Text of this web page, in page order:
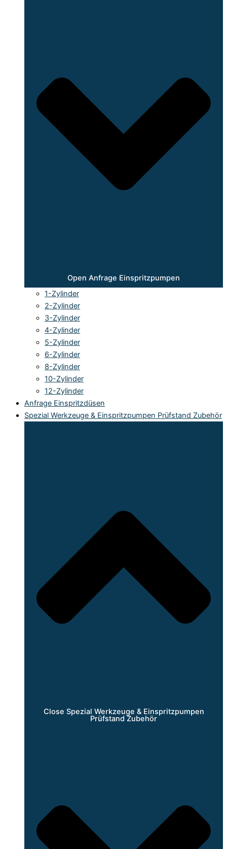
Open Anfrage Einspritzpumpen
1-Zylinder
2-Zylinder
3-Zylinder
4-Zylinder
5-Zylinder
6-Zylinder
8-Zylinder
10-Zylinder
12-Zylinder
Anfrage Einspritzdüsen
Spezial Werkzeuge & Einspritzpumpen Prüfstand Zubehör
Close Spezial Werkzeuge & Einspritzpumpen
Prüfstand Zubehör